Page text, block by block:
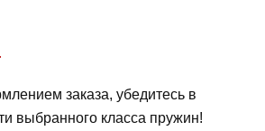
заказа, убедитесь в
выбранного класса пружин!